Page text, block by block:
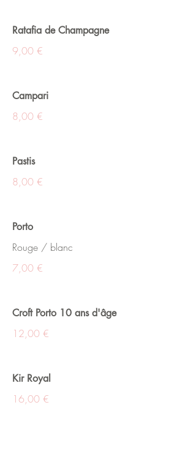
Ratafia de Champagne
9,00 €
Campari
8,00 €
Pastis
8,00 €
Porto
Rouge / blanc
7,00 €
Croft Porto 10 ans d'âge
12,00 €
Kir Royal
16,00 €